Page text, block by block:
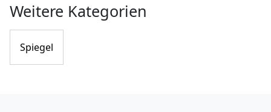
Weitere Kategorien
Spiegel